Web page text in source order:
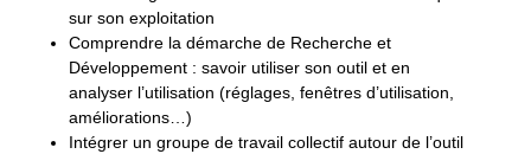
sur son exploitation
Comprendre la démarche de Recherche et
Développement : savoir utiliser son outil et en
analyser l’utilisation (réglages, fenêtres d’utilisation,
améliorations…)
Intégrer un groupe de travail collectif autour de l’outil